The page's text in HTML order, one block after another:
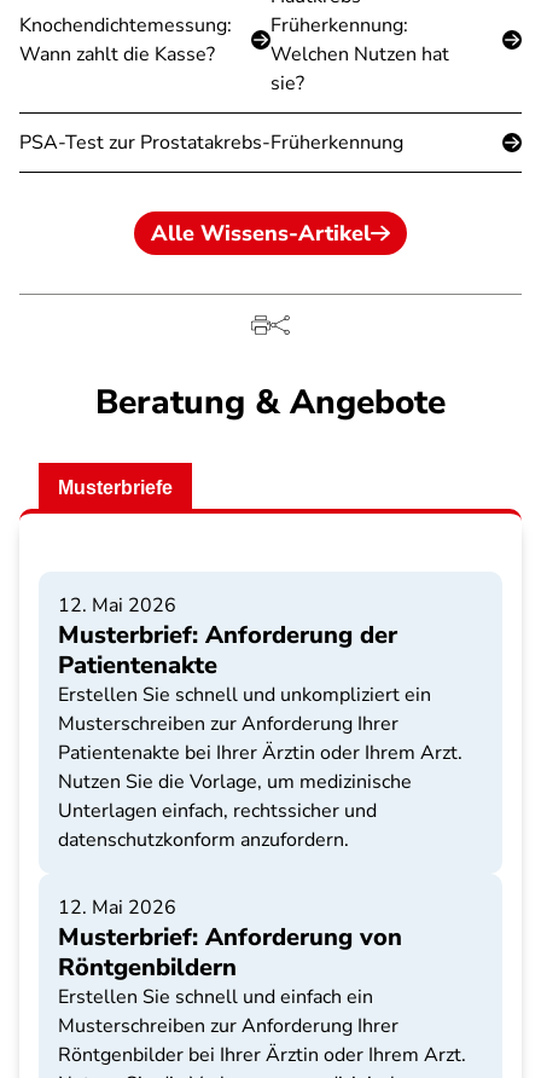
Knochendichtemessung:
Wann zahlt die Kasse?
Früherkennung:
Welchen Nutzen hat
sie?
PSA-Test zur Prostatakrebs-Früherkennung
Alle Wissens-Artikel
Beratung & Angebote
Musterbriefe
12. Mai 2026
Musterbrief: Anforderung der
Patientenakte
Erstellen Sie schnell und unkompliziert ein
Musterschreiben zur Anforderung Ihrer
Patientenakte bei Ihrer Ärztin oder Ihrem Arzt.
Nutzen Sie die Vorlage, um medizinische
Unterlagen einfach, rechtssicher und
datenschutzkonform anzufordern.
12. Mai 2026
Musterbrief: Anforderung von
Röntgenbildern
Erstellen Sie schnell und einfach ein
Musterschreiben zur Anforderung Ihrer
Röntgenbilder bei Ihrer Ärztin oder Ihrem Arzt.